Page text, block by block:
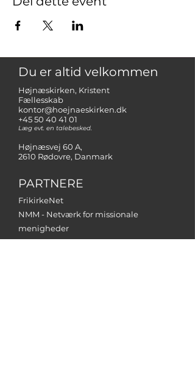
Du er altid velkommen
Højnæskirken, Kristent
Fællesskab
kontor@hoejnaeskirken.dk
+45 50 40 41 01
Læg evt. en talebesked.
Højnæsvej 60 A,
2610 Rødovre, Danmark
PARTNERE
FrikirkeNet
NMM - Netværk for missionale
menigheder
Operation Mission Danmark